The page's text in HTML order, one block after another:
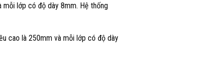
mỗi lớp có độ dày 8mm. Hệ thống
cao là 250mm và mỗi lớp có độ dày